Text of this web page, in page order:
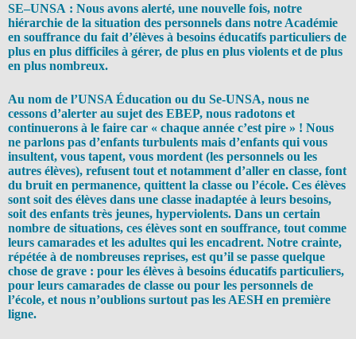
SE–UNSA : Nous avons alerté, une nouvelle fois, notre
hiérarchie de la situation des personnels dans notre Académie
en souffrance du fait d’élèves à besoins éducatifs particuliers de
plus en plus difficiles à gérer, de plus en plus violents et de plus
en plus nombreux.
Au nom de l’UNSA Éducation ou du Se-UNSA, nous ne
cessons d’alerter au sujet des EBEP, nous radotons et
continuerons à le faire car « chaque année c’est pire » ! Nous
ne parlons pas d’enfants turbulents mais d’enfants qui vous
insultent, vous tapent, vous mordent (les personnels ou les
autres élèves), refusent tout et notamment d’aller en classe, font
du bruit en permanence, quittent la classe ou l’école. Ces élèves
sont soit des élèves dans une classe inadaptée à leurs besoins,
soit des enfants très jeunes, hyperviolents. Dans un certain
nombre de situations, ces élèves sont en souffrance, tout comme
leurs camarades et les adultes qui les encadrent. Notre crainte,
répétée à de nombreuses reprises, est qu’il se passe quelque
chose de grave : pour les élèves à besoins éducatifs particuliers,
pour leurs camarades de classe ou pour les personnels de
l’école, et nous n’oublions surtout pas les AESH en première
ligne.